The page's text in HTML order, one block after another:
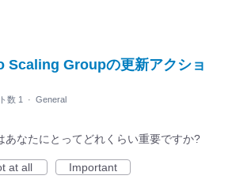
Scaling Groupの更新アクショ
数 1 · General
あなたにとってどれくらい重要ですか?
at all
Important